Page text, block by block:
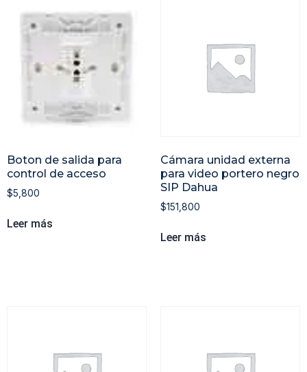
Boton de salida para
control de acceso
$5,800
Leer más
Cámara unidad externa
para video portero negro
SIP Dahua
$151,800
Leer más